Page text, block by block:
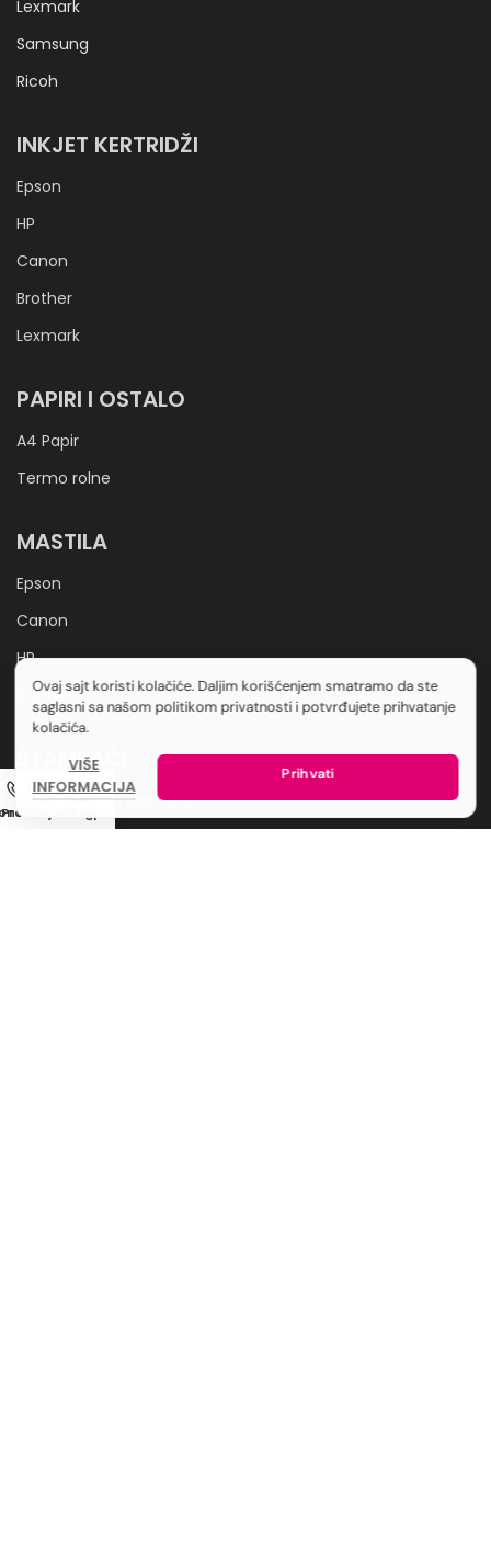
Lexmark
Samsung
Ricoh
INKJET KERTRIDŽI
Epson
HP
Canon
Brother
Lexmark
PAPIRI I OSTALO
A4 Papir
Termo rolne
MASTILA
Epson
Canon
HP
Brother
ŠTAMPAČI
Multifunkcijski štampači
Prodavnica
Ovaj sajt koristi kolačiće. Daljim korišćenjem smatramo da ste
saglasni sa našom politikom privatnosti i potvrđujete prihvatanje
kolačića.
VIŠE
INFORMACIJA
Prihvati